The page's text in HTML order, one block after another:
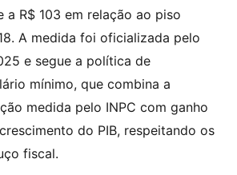
a R$ 103 em relação ao piso
A medida foi oficializada pelo
e segue a política de
mínimo, que combina a
medida pelo INPC com ganho
do PIB, respeitando os
fiscal.​